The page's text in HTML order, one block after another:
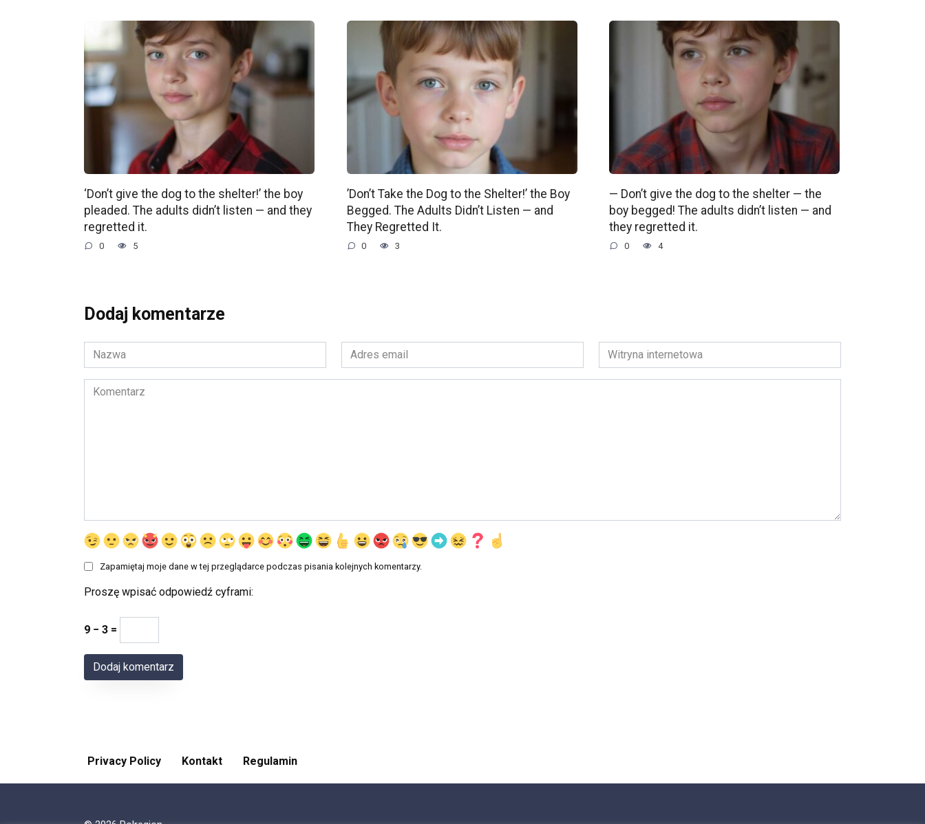
‘Don’t give the dog to the shelter!’ the boy
pleaded. The adults didn’t listen — and they
regretted it.
0 5
’Don’t Take the Dog to the Shelter!’ the Boy
Begged. The Adults Didn’t Listen — and
They Regretted It.
0 3
— Don’t give the dog to the shelter — the
boy begged! The adults didn’t listen — and
they regretted it.
0 4
Dodaj komentarze
Nazwa
*
Adres
email
*
Witryna
internetowa
Komentarz
Zapamiętaj moje dane w tej przeglądarce podczas pisania kolejnych komentarzy.
Proszę wpisać odpowiedź cyframi:
9 − 3 =
Privacy Policy Kontakt Regulamin